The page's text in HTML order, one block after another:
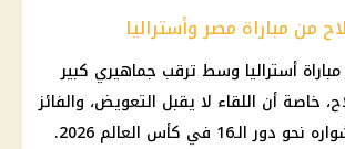
من مباراة مصر وأستراليا
أستراليا وسط ترقب جماهيري كبير
خاصة أن اللقاء لا يقبل التعويض، والفائز
في كأس العالم 2026.